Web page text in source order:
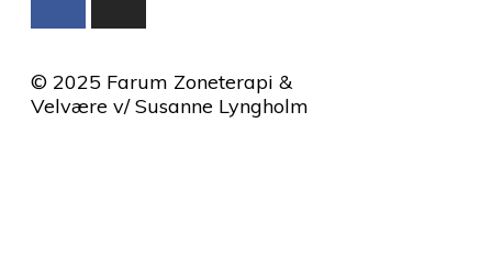
© 2025 Farum Zoneterapi &
Velvære v/ Susanne Lyngholm